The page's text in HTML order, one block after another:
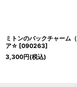
ミトンのバックチャーム
ア☆ [090263]
3,300円(税込)